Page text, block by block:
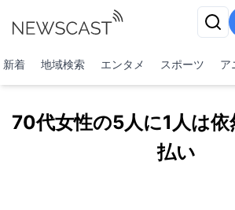
新着 地域検索 エンタメ スポーツ ア
70代女性の5人に1人は
払い